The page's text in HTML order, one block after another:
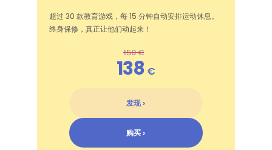
超过 30 款教育游戏，每 15 分钟自动安排运动休息。
终身保修，真正让他们动起来！
158 €
138 €
发现 ›
购买 ›